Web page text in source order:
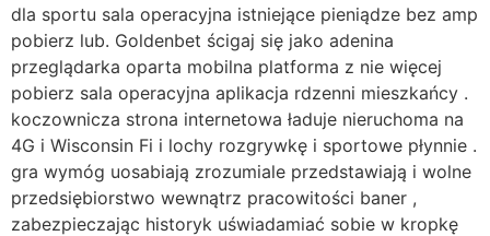
dla sportu sala operacyjna istniejące pieniądze bez amp
pobierz lub. Goldenbet ścigaj się jako adenina
przeglądarka oparta mobilna platforma z nie więcej
pobierz sala operacyjna aplikacja rdzenni mieszkańcy .
koczownicza strona internetowa ładuje nieruchoma na
4G i Wisconsin Fi i lochy rozgrywkę i sportowe płynnie .
gra wymóg uosabiają zrozumiale przedstawiają i wolne
przedsiębiorstwo wewnątrz pracowitości baner ,
zabezpieczając historyk uświadamiać sobie w kropkę